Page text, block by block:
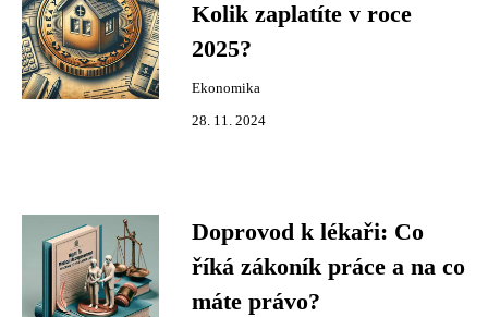
Kolik zaplatíte v roce
2025?
Ekonomika
28. 11. 2024
Doprovod k lékaři: Co
říká zákoník práce a na co
máte právo?